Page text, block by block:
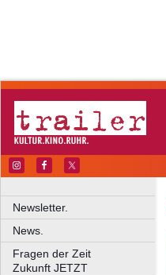
Newsletter.
News.
Fragen der Zeit
Zukunft JETZT